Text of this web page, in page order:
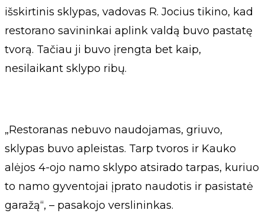
išskirtinis sklypas, vadovas R. Jocius tikino, kad
restorano savininkai aplink valdą buvo pastatę
tvorą. Tačiau ji buvo įrengta bet kaip,
nesilaikant sklypo ribų.
„Restoranas nebuvo naudojamas, griuvo,
sklypas buvo apleistas. Tarp tvoros ir Kauko
alėjos 4-ojo namo sklypo atsirado tarpas, kuriuo
to namo gyventojai įprato naudotis ir pasistatė
garažą“, – pasakojo verslininkas.